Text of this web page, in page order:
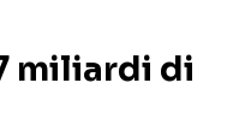
miliardi di